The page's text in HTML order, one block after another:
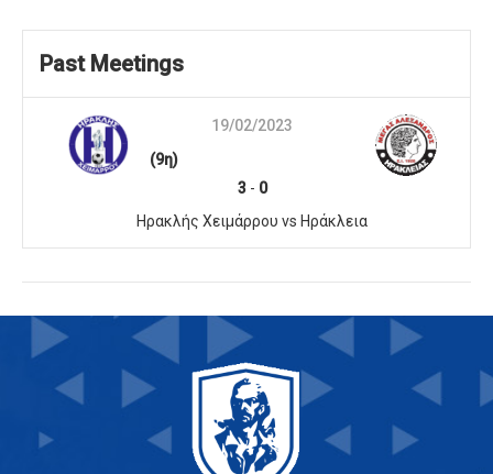
Past Meetings
19/02/2023
(9η)
3- 0
Ηρακλής Χειμάρρου vs Ηράκλεια